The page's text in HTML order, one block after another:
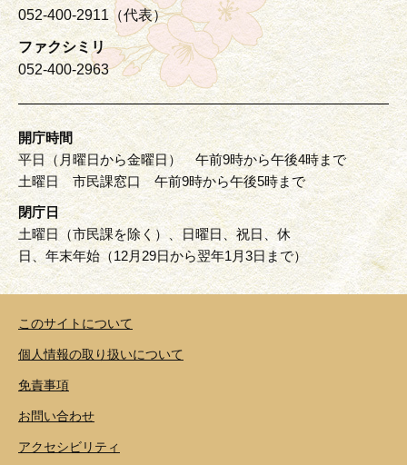
052-400-2911（代表）
ファクシミリ
052-400-2963
開庁時間
平日（月曜日から金曜日） 午前9時から午後4時まで
土曜日 市民課窓口 午前9時から午後5時まで
閉庁日
土曜日（市民課を除く）、日曜日、祝日、休
日、年末年始（12月29日から翌年1月3日まで）
このサイトについて
個人情報の取り扱いについて
免責事項
お問い合わせ
アクセシビリティ